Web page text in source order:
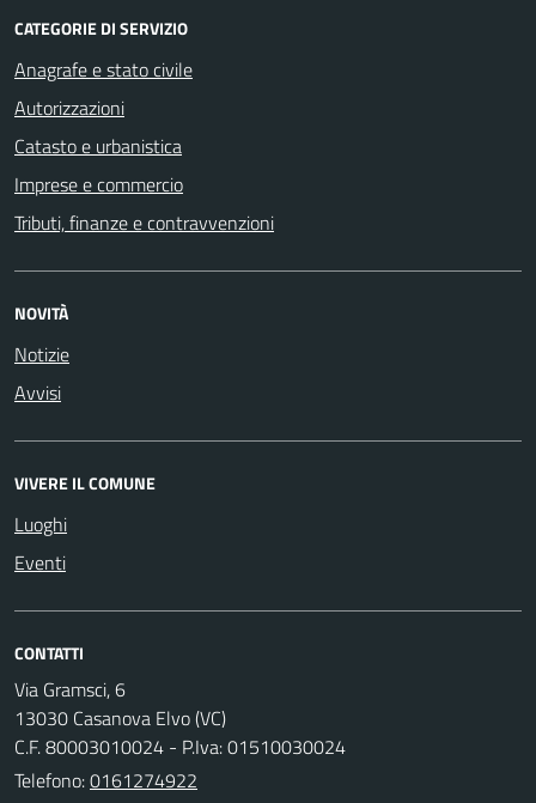
CATEGORIE DI SERVIZIO
Anagrafe e stato civile
Autorizzazioni
Catasto e urbanistica
Imprese e commercio
Tributi, finanze e contravvenzioni
NOVITÀ
Notizie
Avvisi
VIVERE IL COMUNE
Luoghi
Eventi
CONTATTI
Via Gramsci, 6
13030 Casanova Elvo (VC)
C.F. 80003010024 - P.Iva: 01510030024
Telefono:0161274922